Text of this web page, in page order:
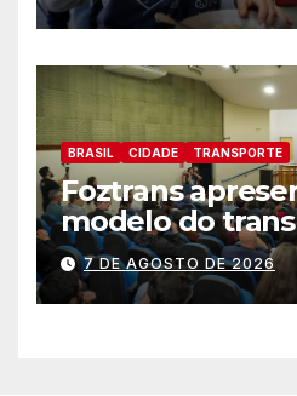
BRASIL CIDADE TRANSPORTE
Foztrans
modelo do
coletivo em
pública e
sistema mais
7 DE AGOSTO DE 2026